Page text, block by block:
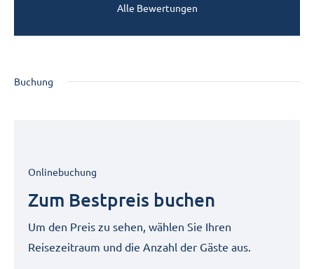
Alle Bewertungen
Buchung
Onlinebuchung
Zum Bestpreis buchen
Um den Preis zu sehen, wählen Sie Ihren
Reisezeitraum und die Anzahl der Gäste aus.